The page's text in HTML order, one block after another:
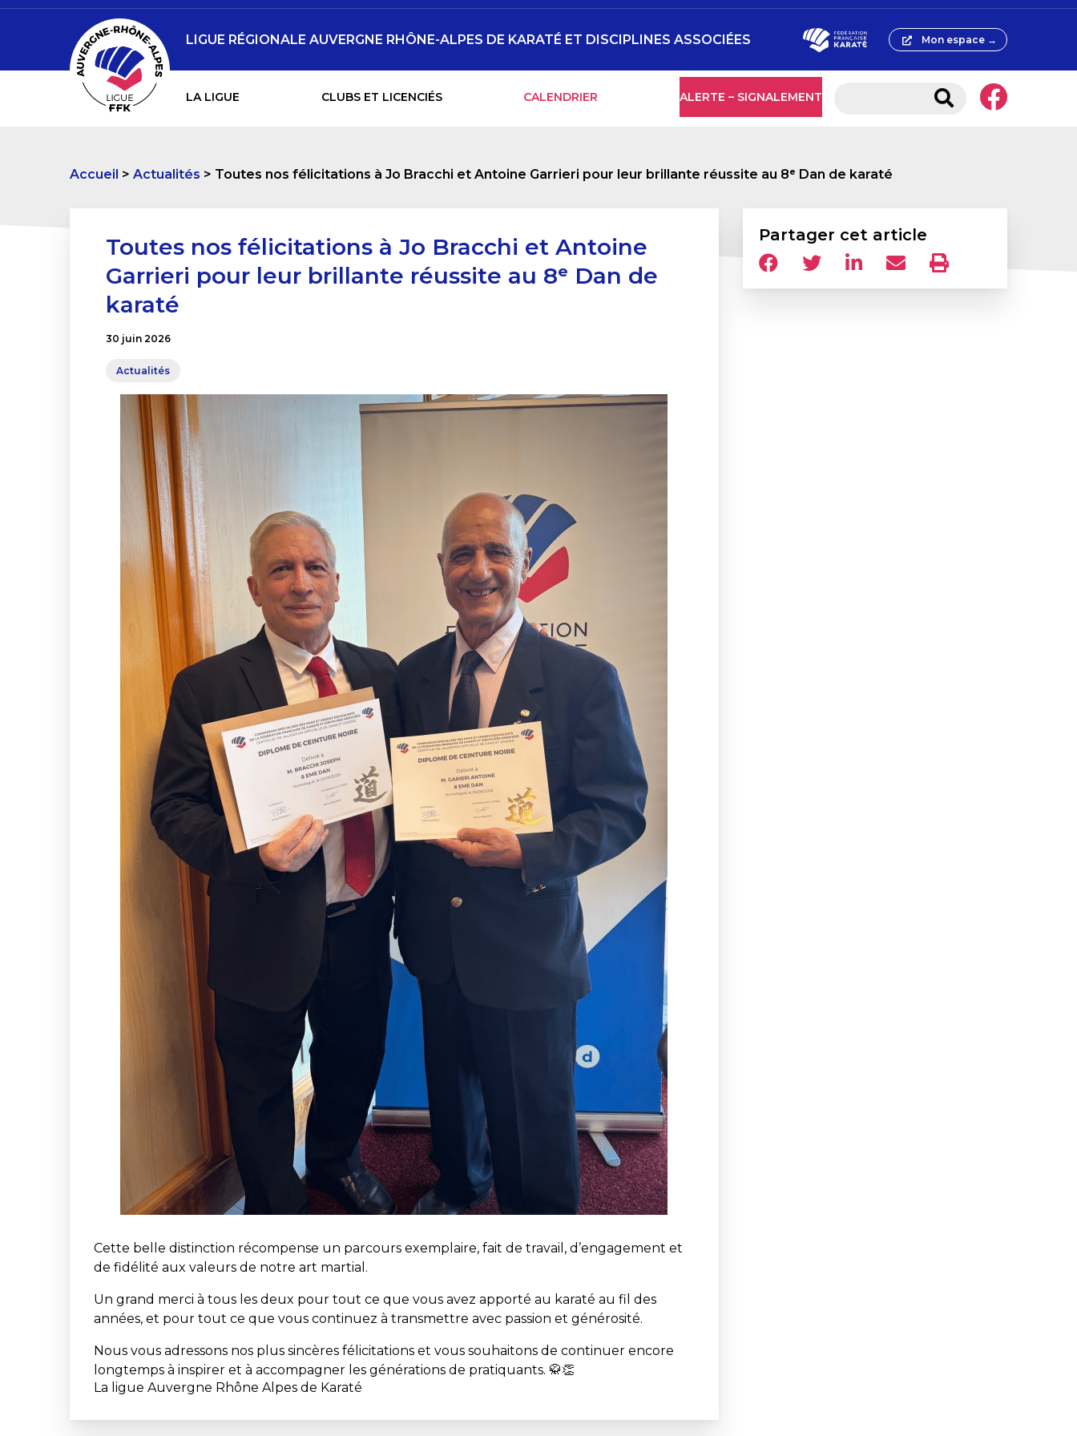
LA LIGUE CLUBS ET LICENCIÉS CALENDRIER ALERTE – SIGNALEMENT
LIGUE RÉGIONALE AUVERGNE RHÔNE-ALPES DE KARATÉ ET DISCIPLINES ASSOCIÉES Mon espace →
Accueil Actualités Toutes nos félicitations à Jo Bracchi et Antoine Garrieri pour leur brillante réussite au 8ᵉ Dan de karaté
Toutes nos félicitations à Jo Bracchi et Antoine
Garrieri pour leur brillante réussite au 8ᵉ Dan de
karaté
30 juin 2026
Actualités
Cette belle distinction récompense un parcours exemplaire, fait de travail, d’engagement et
de fidélité aux valeurs de notre art martial.
Un grand merci à tous les deux pour tout ce que vous avez apporté au karaté au fil des
années, et pour tout ce que vous continuez à transmettre avec passion et générosité.
Nous vous adressons nos plus sincères félicitations et vous souhaitons de continuer encore
longtemps à inspirer et à accompagner les générations de pratiquants. 🥋👏
La ligue Auvergne Rhône Alpes de Karaté
Partager cet article